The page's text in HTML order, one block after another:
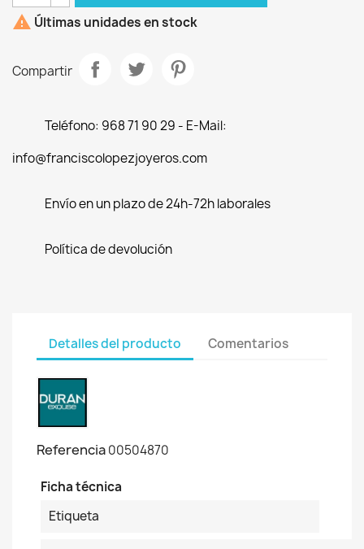
 Últimas unidades en stock
Compartir
Teléfono: 968 71 90 29 - E-Mail:
info@franciscolopezjoyeros.com
Envío en un plazo de 24h-72h laborales
Política de devolución
Detalles del producto Comentarios
Referencia00504870
Ficha técnica
Etiqueta